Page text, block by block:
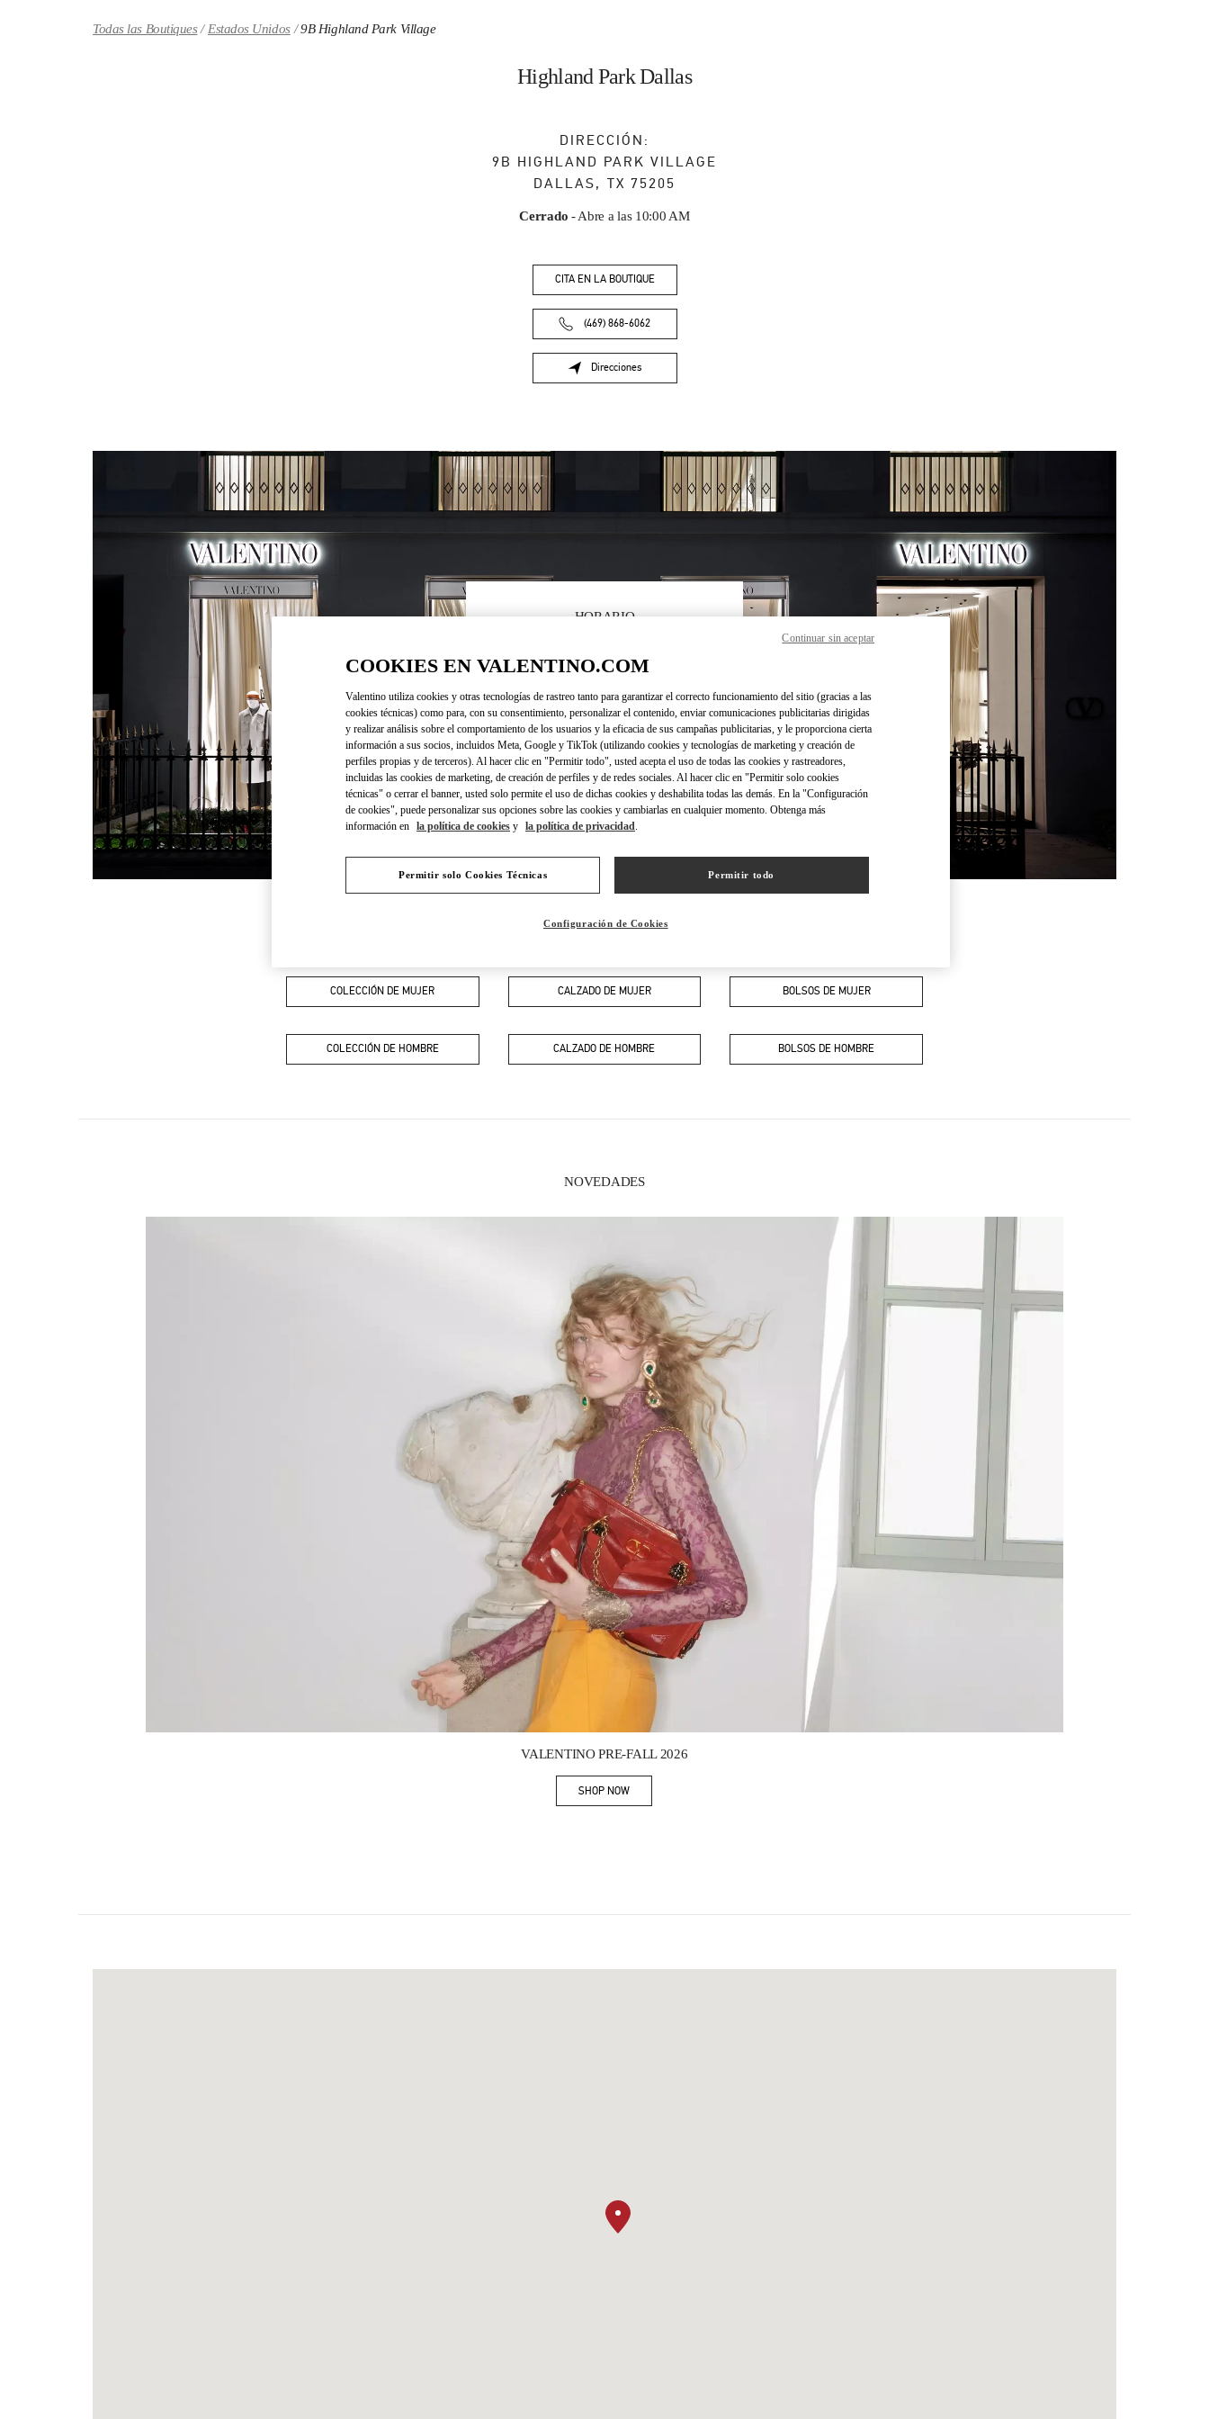
Todas las Boutiques Estados Unidos 9B Highland Park Village
Highland Park Dallas
DIRECCIÓN:
9B HIGHLAND PARK VILLAGE
DALLAS, TX 75205
Cerrado - Abre a las 10:00 AM
CITA EN LA BOUTIQUE
(469) 868-6062
Direcciones
Link Opens in New Tab
HORARIO
Lunes
10:00 AM-
Martes
10:00 AM-6:00 PM
Miércoles
10:00 AM-6:00 PM
Jueves 10:00 AM-6:00 PM
Viernes 10:00 AM-6:00 PM
Sábado
10:00 AM-6:00 PM
COLECCIÓN DE MUJER CALZADO DE MUJER BOLSOS DE MUJER
COLECCIÓN DE HOMBRE CALZADO DE HOMBRE BOLSOS DE HOMBRE
NOVEDADES
VALENTINO PRE-FALL 2026
SHOP NOWLink Opens in New Tab
COOKIES EN VALENTINO.COM
Valentino utiliza cookies y otras tecnologías de rastreo tanto para garantizar el correcto funcionamiento del sitio (gracias a las
cookies técnicas) como para, con su consentimiento, personalizar el contenido, enviar comunicaciones publicitarias dirigidas
y realizar análisis sobre el comportamiento de los usuarios y la eficacia de sus campañas publicitarias, y le proporciona cierta
información a sus socios, incluidos Meta, Google y TikTok (utilizando cookies y tecnologías de marketing y creación de
perfiles propias y de terceros). Al hacer clic en "Permitir todo", usted acepta el uso de todas las cookies y rastreadores,
incluidas las cookies de marketing, de creación de perfiles y de redes sociales. Al hacer clic en "Permitir solo cookies
técnicas" o cerrar el banner, usted solo permite el uso de dichas cookies y deshabilita todas las demás. En la "Configuración
de cookies", puede personalizar sus opciones sobre las cookies y cambiarlas en cualquier momento. Obtenga más
información en la política de cookies y la política de privacidad
Permitir solo Cookies Técnicas Permitir todo
Configuración de Cookies
Continuar sin aceptar